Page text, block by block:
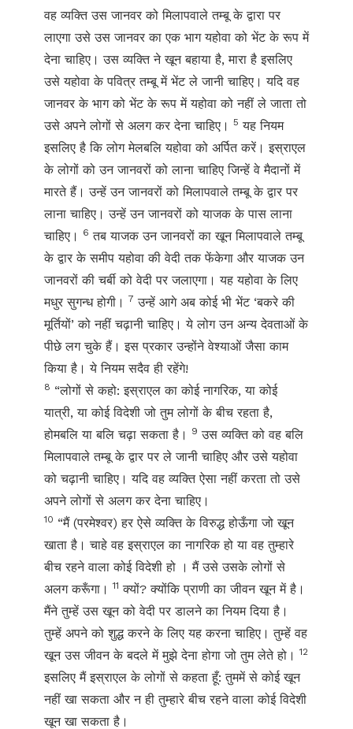
वह व्यक्ति उस जानवर को मिलापवाले तम्बू के द्वारा पर
लाएगा उसे उस जानवर का एक भाग यहोवा को भेंट के रूप में
देना चाहिए। उस व्यक्ति ने खून बहाया है, मारा है इसलिए
उसे यहोवा के पवित्र तम्बू में भेंट ले जानी चाहिए। यदि वह
जानवर के भाग को भेंट के रूप में यहोवा को नहीं ले जाता तो
उसे अपने लोगों से अलग कर देना चाहिए।
5 यह नियम
इसलिए है कि लोग मेलबलि यहोवा को अर्पित करें। इस्राएल
के लोगों को उन जानवरों को लाना चाहिए जिन्हें वे मैदानों में
मारते हैं। उन्हें उन जानवरों को मिलापवाले तम्बू के द्वार पर
लाना चाहिए। उन्हें उन जानवरों को याजक के पास लाना
चाहिए।
6 तब याजक उन जानवरों का खून मिलापवाले तम्बू
के द्वार के समीप यहोवा की वेदी तक फेंकेगा और याजक उन
जानवरों की चर्बी को वेदी पर जलाएगा। यह यहोवा के लिए
मधुर सुगन्ध होगी।
7 उन्हें आगे अब कोई भी भेंट ‘बकरे की
मूर्तियों’ को नहीं चढ़ानी चाहिए। ये लोग उन अन्य देवताओं के
पीछे लग चुके हैं। इस प्रकार उन्होंने वेश्याओं जैसा काम
किया है। ये नियम सदैव ही रहेंगे!
8 “लोगों से कहो: इस्राएल का कोई नागरिक, या कोई
यात्री, या कोई विदेशी जो तुम लोगों के बीच रहता है,
होमबलि या बलि चढ़ा सकता है।
9 उस व्यक्ति को वह बलि
मिलापवाले तम्बू के द्वार पर ले जानी चाहिए और उसे यहोवा
को चढ़ानी चाहिए। यदि वह व्यक्ति ऐसा नहीं करता तो उसे
अपने लोगों से अलग कर देना चाहिए।
10 “मैं (परमेश्वर) हर ऐसे व्यक्ति के विरुद्ध होऊँगा जो खून
खाता है। चाहे वह इस्राएल का नागरिक हो या वह तुम्हारे
बीच रहने वाला कोई विदेशी हो । मैं उसे उसके लोगों से
अलग करूँगा।11 क्यों? क्योंकि प्राणी का जीवन खून में है।
मैंने तुम्हें उस खून को वेदी पर डालने का नियम दिया है।
तुम्हें अपने को शुद्ध करने के लिए यह करना चाहिए। तुम्हें वह
खून उस जीवन के बदले में मुझे देना होगा जो तुम लेते हो।12
इसलिए मैं इस्राएल के लोगों से कहता हूँ: तुममें से कोई खून
नहीं खा सकता और न ही तुम्हारे बीच रहने वाला कोई विदेशी
खून खा सकता है।